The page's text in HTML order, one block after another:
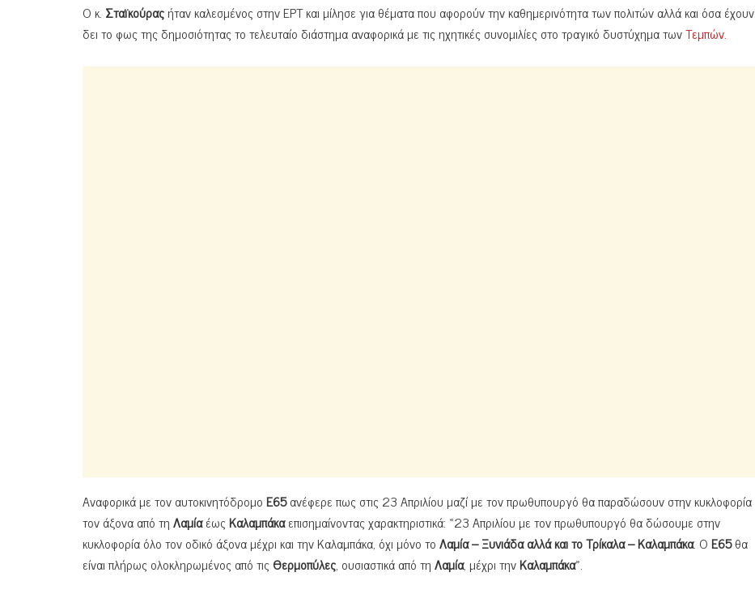
Ο κ. Σταϊκούραςήταν καλεσμένος στην ΕΡΤ και μίλησε για θέματα που αφορούν την καθημερινότητα των πολιτών αλλά και όσα έχουν
δει το φως της δημοσιότητας το τελευταίο διάστημα αναφορικά με τις ηχητικές συνομιλίες στο τραγικό δυστύχημα τωνΤεμπών.
Αναφορικά με τον αυτοκινητόδρομο Ε65ανέφερε πως στις 23 Απριλίου μαζί με τον πρωθυπουργό θα παραδώσουν στην κυκλοφορία
τον άξονα από τηΛαμίαέωςΚαλαμπάκαεπισημαίνοντας χαρακτηριστικά: «23 Απριλίου με τον πρωθυπουργό θα δώσουμε στην
κυκλοφορία όλο τον οδικό άξονα μέχρι και την Καλαμπάκα, όχι μόνο τοΛαμία – Ξυνιάδα αλλά και το Τρίκαλα – Καλαμπάκα. Ο Ε65θα
είναι πλήρως ολοκληρωμένος από τιςΘερμοπύλες, ουσιαστικά από τηΛαμία, μέχρι τηνΚαλαμπάκα».